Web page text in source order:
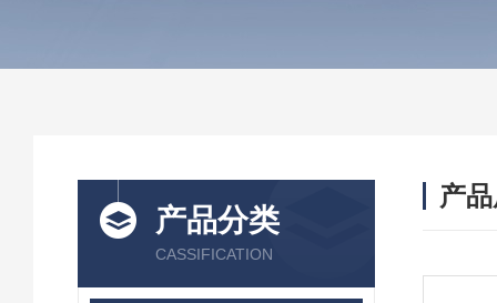
产品分类
CASSIFICATION
产